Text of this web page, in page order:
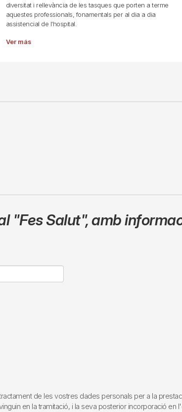
diversitat i rellevància de les tasques que porten a terme
aquestes professionals, fonamentals per al dia a dia
assistencial de l’hospital.
Ver más
"Fes Salut",amb
de les vostres dades personals per a la
en la tramitació, i la seva posterior incorporació en